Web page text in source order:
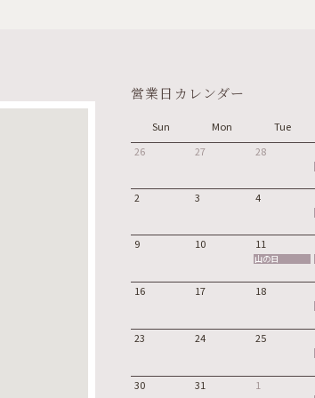
営業日カレンダー
Sun Mon Tue
26
27 28
2 3 4
9 10 11
山の日
16 17 18
23 24 25
30 31 1